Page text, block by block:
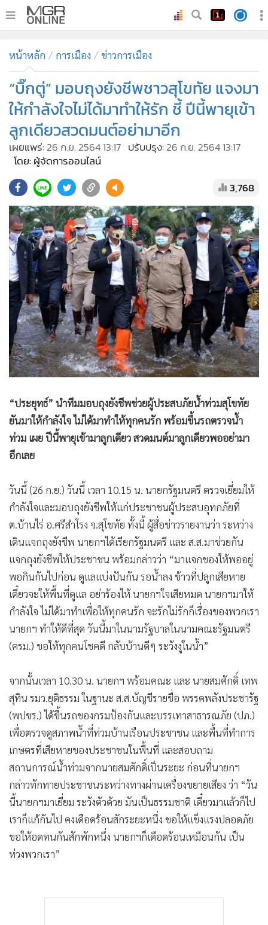
ทันเหตุการณ์
• ภาคใต้
• ภูมิภาค
Online Section
• บันเทิง
ผู้จัดการรายวัน
• ละคร
• CbizReview
• Cyber BIZ
• ผู้จัดกวน
• Good health & Well-being
• Green Innovation & SD
• Management & HR
MGR Live
• Infographic
• การเมือง
• ท่องเที่ยว
• กีฬา
• ต่างประเทศ
• Special Scoop
• เศรษฐกิจ-ธุรกิจ
• ชุมชน-คุณภาพชีวิต
• อาชญากรรม
• Motoring
• เกม
• วิทยาศาสตร์
• SMEs
• หุ้น
อินโดจีน
•
กองทุนรวม
Celeb Online
• Factcheck
• ญี่ปุ่น
• News1
• Gotomanager
หน้าหลัก การเมือง ข่าวการเมือง
“บิ๊กตู่” มอบถุงยังชีพชาวสุโขทัย แจงมา
ให้กำลังใจไม่ได้มาทำให้รัก ชี้ ปีนี้พายุเข้า
ลูกเดียวสวดมนต์อย่ามาอีก
เผยแพร่: 26 ก.ย. 2564 13:17 ปรับปรุง: 26 ก.ย. 2564 13:17
โดย: ผู้จัดการออนไลน์
3,768
“ประยุทธ์” นำทีมมอบถุงยังชีพช่วยผู้ประสบภัยน้ำท่วมสุโขทัย
ยันมาให้กำลังใจ ไม่ได้มาทำให้ทุกคนรัก พร้อมขึ้นรถตรวจน้ำ
ท่วม เผย ปีนี้พายุเข้ามาลูกเดียว สวดมนต์มาลูกเดียวพออย่ามา
อีกเลย
วันนี้ (26 ก.ย.) วันนี้ เวลา 10.15 น. นายกรัฐมนตรี ตรวจเยี่ยมให้
กำลังใจและมอบถุงยังชีพให้แก่ประชาชนผู้ประสบอุทกภัยที่
ต.บ้านไร่ อ.ศรีสำโรง จ.สุโขทัย ทั้งนี้ ผู้สื่อข่าวรายงานว่า ระหว่าง
เดินแจกถุงยังชีพ นายกฯได้เรียกรัฐมนตรี และ ส.ส.มาช่วยกัน
แจกถุงยังชีพให้ประชาชน พร้อมกล่าวว่า “มาแจกของให้พออยู่
พอกินกันไปก่อน ดูแลแบ่งปันกัน รอน้ำลง ข้าวที่ปลูกเสียหาย
เดี๋ยวจะให้พื้นที่ดูแล อย่าร้องไห้ นายกฯใจเสียหมด นายกฯมาให้
กำลังใจ ไม่ได้มาทำเพื่อให้ทุกคนรัก จะรักไม่รักก็เรื่องของพวกเรา
นายกฯ ทำให้ดีที่สุด วันนี้มาในนามรัฐบาลในนามคณะรัฐมนตรี
(ครม.) ขอให้ทุกคนโชคดี กลับบ้านดีๆ ระวังงูในน้ำ”
จากนั้นเวลา 10.30 น. นายกฯ พร้อมคณะ และ นายสมศักดิ์ เทพ
สุทิน รมว.ยุติธรรม ในฐานะ ส.ส.บัญชีรายชื่อ พรรคพลังประชารัฐ
(พปชร.) ได้ขึ้นรถของกรมป้องกันและบรรเทาสาธารณภัย (ปภ.)
เพื่อตรวจดูสภาพน้ำที่ท่วมบ้านเรือนประชาชน และพื้นที่ทำการ
เกษตรที่เสียหายของประชาชนในพื้นที่ และสอบถาม
สถานการณ์น้ำท่วมจากนายสมศักดิ์เป็นระยะ ก่อนที่นายกฯ
กล่าวทักทายประชาชนระหว่างทางผ่านเครื่องขยายเสียง ว่า “วัน
นี้นายกฯมาเยี่ยม ระวังตัวด้วย มันเป็นธรรมชาติ เดี๋ยวมาแล้วก็ไป
เราก็แก้กันไป คงเดือดร้อนสักระยะหนึ่ง ขอให้แข็งแรงปลอดภัย
ขอให้อดทนกันสักพักหนึ่ง นายกฯก็เดือดร้อนเหมือนกัน เป็น
ห่วงพวกเรา”